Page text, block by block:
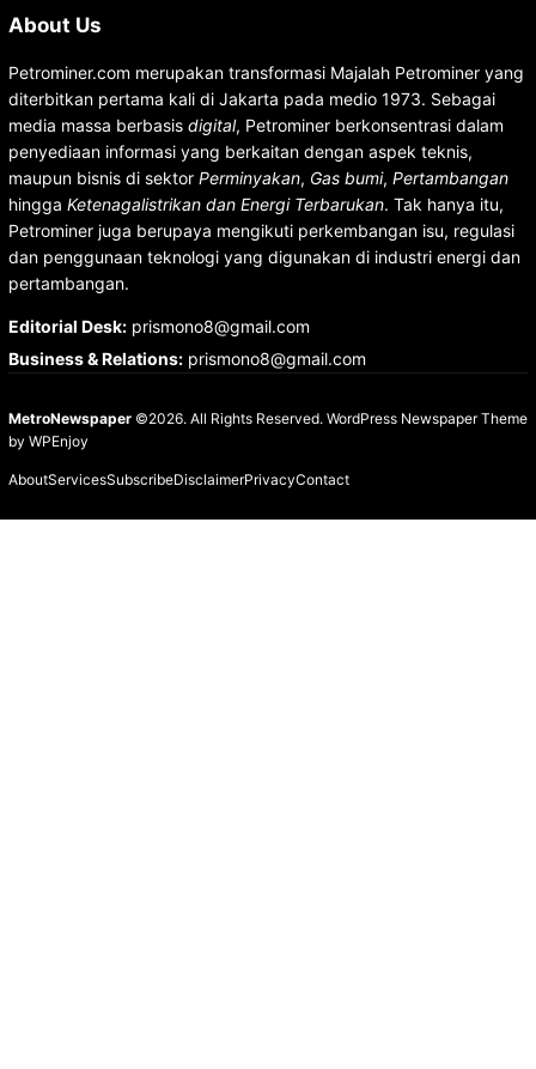
About Us
Petrominer.com merupakan transformasi Majalah Petrominer yang
diterbitkan pertama kali di Jakarta pada medio 1973. Sebagai
media massa berbasis digital, Petrominer berkonsentrasi dalam
penyediaan informasi yang berkaitan dengan aspek teknis,
maupun bisnis di sektor Perminyakan, Gas bumi, Pertambangan
hingga Ketenagalistrikan dan Energi Terbarukan. Tak hanya itu,
Petrominer juga berupaya mengikuti perkembangan isu, regulasi
dan penggunaan teknologi yang digunakan di industri energi dan
pertambangan.
Editorial Desk:prismono8@gmail.com
Business & Relations:prismono8@gmail.com
MetroNewspaper©2026. All Rights Reserved. WordPress Newspaper Theme
by WPEnjoy
AboutServicesSubscribeDisclaimerPrivacyContact